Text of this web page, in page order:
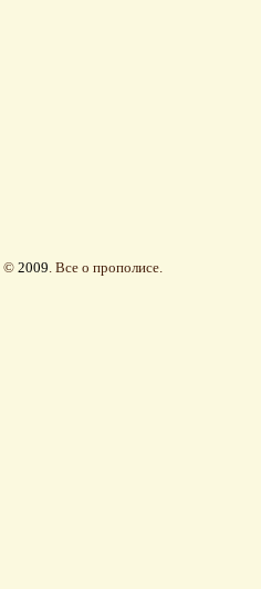
© 2009. Все о прополисе.